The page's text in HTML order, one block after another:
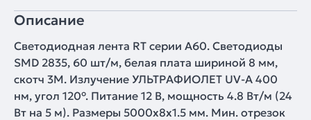
Описание
Светодиодная лента RT серии A60. Светодиоды
SMD 2835, 60 шт/м, белая плата шириной 8 мм,
скотч 3M. Излучение УЛЬТРАФИОЛЕТ UV-A 400
нм, угол 120°. Питание 12 В, мощность 4.8 Вт/м (24
Вт на 5 м). Размеры 5000x8x1.5 мм. Мин. отрезок